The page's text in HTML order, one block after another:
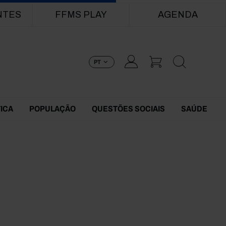
FFMS PLAY AGENDA
PT
POPULAÇÃO QUESTÕES SOCIAIS SAÚDE